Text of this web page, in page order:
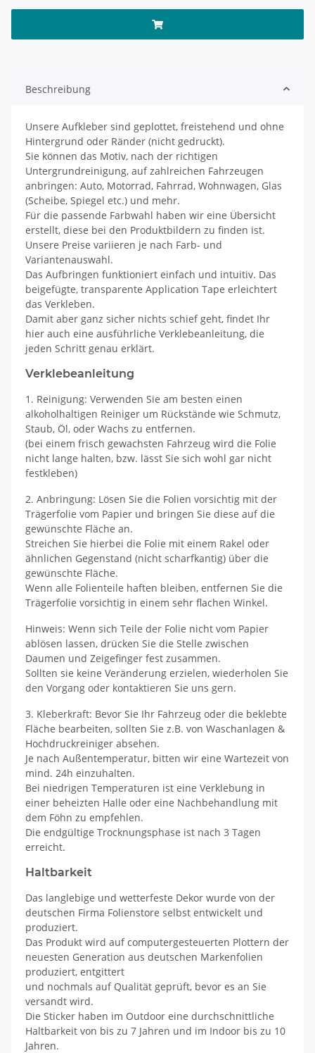
Beschreibung
Unsere Aufkleber sind geplottet, freistehend und ohne
Hintergrund oder Ränder (nicht gedruckt).
Sie können das Motiv, nach der richtigen
Untergrundreinigung, auf zahlreichen Fahrzeugen
anbringen: Auto, Motorrad, Fahrrad, Wohnwagen, Glas
(Scheibe, Spiegel etc.) und mehr.
Für die passende Farbwahl haben wir eine Übersicht
erstellt, diese bei den Produktbildern zu finden ist.
Unsere Preise variieren je nach Farb- und
Variantenauswahl.
Das Aufbringen funktioniert einfach und intuitiv. Das
beigefügte, transparente Application Tape erleichtert
das Verkleben.
Damit aber ganz sicher nichts schief geht, findet Ihr
hier auch eine ausführliche Verklebeanleitung, die
jeden Schritt genau erklärt.
Verklebeanleitung
1. Reinigung: Verwenden Sie am besten einen
alkoholhaltigen Reiniger um Rückstände wie Schmutz,
Staub, Öl, oder Wachs zu entfernen.
(bei einem frisch gewachsten Fahrzeug wird die Folie
nicht lange halten, bzw. lässt Sie sich wohl gar nicht
festkleben)
2. Anbringung: Lösen Sie die Folien vorsichtig mit der
Trägerfolie vom Papier und bringen Sie diese auf die
gewünschte Fläche an.
Streichen Sie hierbei die Folie mit einem Rakel oder
ähnlichen Gegenstand (nicht scharfkantig) über die
gewünschte Fläche.
Wenn alle Folienteile haften bleiben, entfernen Sie die
Trägerfolie vorsichtig in einem sehr flachen Winkel.
Hinweis: Wenn sich Teile der Folie nicht vom Papier
ablösen lassen, drücken Sie die Stelle zwischen
Daumen und Zeigefinger fest zusammen.
Sollten sie keine Veränderung erzielen, wiederholen Sie
den Vorgang oder kontaktieren Sie uns gern.
3. Kleberkraft: Bevor Sie Ihr Fahrzeug oder die beklebte
Fläche bearbeiten, sollten Sie z.B. von Waschanlagen &
Hochdruckreiniger absehen.
Je nach Außentemperatur, bitten wir eine Wartezeit von
mind. 24h einzuhalten.
Bei niedrigen Temperaturen ist eine Verklebung in
einer beheizten Halle oder eine Nachbehandlung mit
dem Föhn zu empfehlen.
Die endgültige Trocknungsphase ist nach 3 Tagen
erreicht.
Haltbarkeit
Das langlebige und wetterfeste Dekor wurde von der
deutschen Firma Folienstore selbst entwickelt und
produziert.
Das Produkt wird auf computergesteuerten Plottern der
neuesten Generation aus deutschen Markenfolien
produziert, entgittert
und nochmals auf Qualität geprüft, bevor es an Sie
versandt wird.
Die Sticker haben im Outdoor eine durchschnittliche
Haltbarkeit von bis zu 7 Jahren und im Indoor bis zu 10
Jahren.